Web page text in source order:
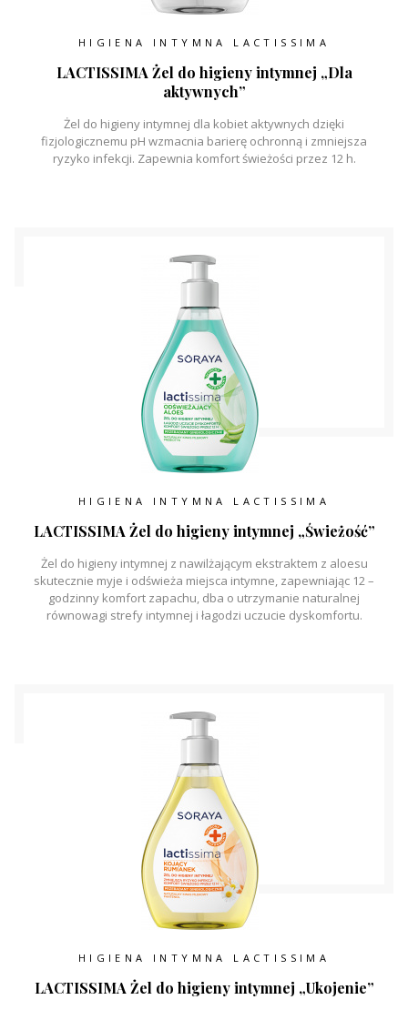
HIGIENA INTYMNA LACTISSIMA
LACTISSIMA Żel do higieny intymnej „Dla
aktywnych”
Żel do higieny intymnej dla kobiet aktywnych dzięki
fizjologicznemu pH wzmacnia barierę ochronną i zmniejsza
ryzyko infekcji. Zapewnia komfort świeżości przez 12 h.
HIGIENA INTYMNA LACTISSIMA
LACTISSIMA Żel do higieny intymnej „Świeżość”
Żel do higieny intymnej z nawilżającym ekstraktem z aloesu
skutecznie myje i odświeża miejsca intymne, zapewniając 12 –
godzinny komfort zapachu, dba o utrzymanie naturalnej
równowagi strefy intymnej i łagodzi uczucie dyskomfortu.
HIGIENA INTYMNA LACTISSIMA
LACTISSIMA Żel do higieny intymnej „Ukojenie”